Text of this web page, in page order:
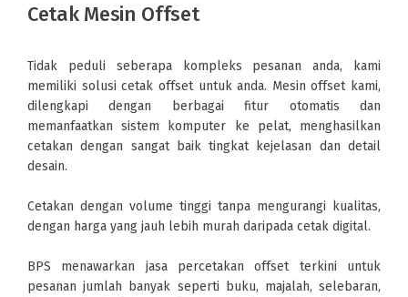
Cetak Mesin Offset
Tidak peduli seberapa kompleks pesanan anda, kami
memiliki solusi cetak offset untuk anda. Mesin offset kami,
dilengkapi dengan berbagai fitur otomatis dan
memanfaatkan sistem komputer ke pelat, menghasilkan
cetakan dengan sangat baik tingkat kejelasan dan detail
desain.
Cetakan dengan volume tinggi tanpa mengurangi kualitas,
dengan harga yang jauh lebih murah daripada cetak digital.
BPS menawarkan jasa percetakan offset terkini untuk
pesanan jumlah banyak seperti buku, majalah, selebaran,